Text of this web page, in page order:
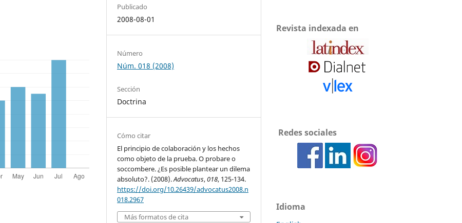
Publicado
2008-08-01
Número
Núm. 018 (2008)
Sección
Doctrina
Cómo citar
El principio de colaboración y los hechos
como objeto de la prueba. O probare o
soccombere. ¿Es posible plantear un dilema
absoluto?. (2008).Advocatus,018, 125-134.
https://doi.org/10.26439/advocatus2008.n
018.2967
Más formatos de cita
Revista indexada en
Redes sociales
Idioma